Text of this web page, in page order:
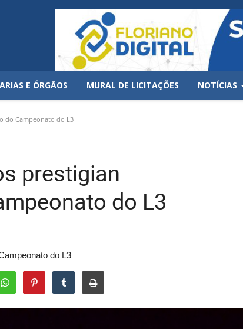
E ÓRGÃOS MURAL DE LICITAÇÕES NOTÍCIAS
do Campeonato do L3
prestigian
do L3
do L3